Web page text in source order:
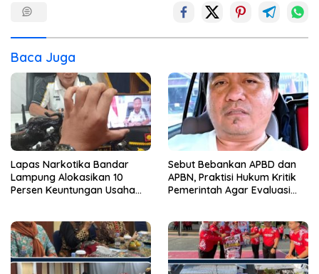
Baca Juga
Lapas Narkotika Bandar
Lampung Alokasikan 10
Persen Keuntungan Usaha
Sebut Bebankan APBD dan
APBN, Praktisi Hukum Kritik
Pemerintah Agar Evaluasi